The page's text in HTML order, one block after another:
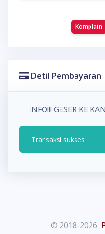
Komplain
Detil Pembayaran
INFO!!! GESER KE
Transaksi sukses
© 2018-2026